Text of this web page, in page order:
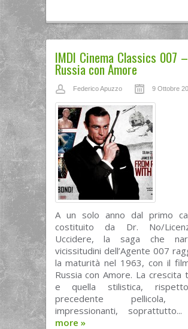
IMDI Cinema Classics 007
Russia con Amore
Federico Apuzzo 9 Ottobre
A un solo anno dal primo
costituito da Dr. No/
Uccidere, la saga che
vicissitudini dell’Agente 007
la maturità nel 1963, con il
Russia con Amore. La crescita
e quella stilistica,
precedente pellicola,
impressionanti, soprattutto...
more »